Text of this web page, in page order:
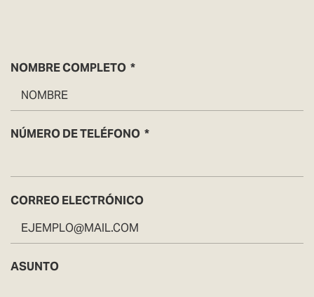
NOMBRE COMPLETO
NÚMERO DE TELÉFONO
CORREO ELECTRÓNICO
ASUNTO